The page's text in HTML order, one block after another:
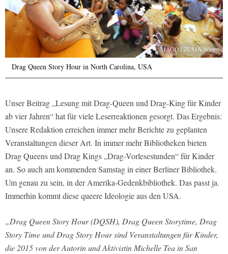
MAGO / ZUMA Wire
Drag Queen Story Hour in North Carolina, USA
Unser Beitrag „Lesung mit Drag-Queen und Drag-King für Kinder
ab vier Jahren“ hat für viele Leserreaktionen gesorgt. Das Ergebnis:
Unsere Redaktion erreichen immer mehr Berichte zu geplanten
Veranstaltungen dieser Art. In immer mehr Bibliotheken bieten
Drag Queens und Drag Kings „Drag-Vorlesestunden“ für Kinder
an. So auch am kommenden Samstag in einer Berliner Bibliothek.
Um genau zu sein, in der Amerika-Gedenkbibliothek. Das passt ja.
Immerhin kommt diese queere Ideologie aus den USA.
„Drag Queen Story Hour (DQSH), Drag Queen Storytime, Drag
Story Time und Drag Story Hour sind Veranstaltungen für Kinder,
die 2015 von der Autorin und Aktivistin Michelle Tea in San